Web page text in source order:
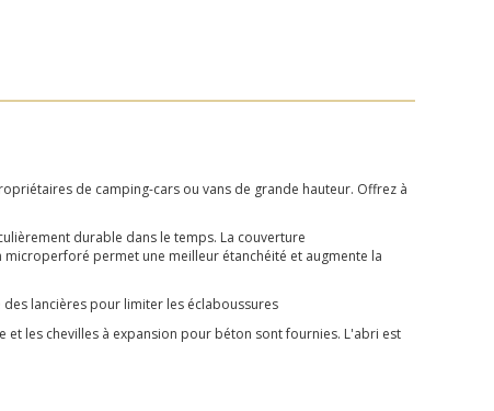
de camping-cars ou vans de grande hauteur. Offrez à
durable dans le temps. La couverture
permet une meilleur étanchéité et augmente la
lancières pour limiter les éclaboussures
les chevilles à expansion pour béton sont fournies. L'abri est